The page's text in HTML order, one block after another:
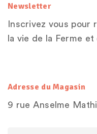
Newsletter
Inscrivez vous pour
la vie de la Ferme
Adresse du Magasin
9 rue Anselme